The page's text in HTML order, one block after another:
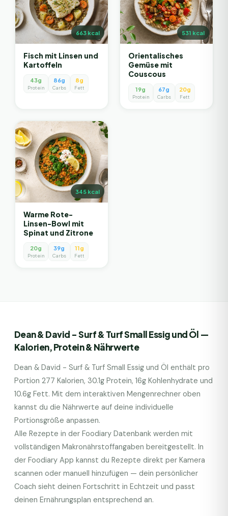
663kcal
Fisch mit Linsen und
Kartoffeln
43g
Protein
86g
Carbs
8g
Fett
531 kcal
Orientalisches
Gemüse mit
Couscous
19g
Protein
67g
Carbs
20g
Fett
345kcal
Warme Rote-
Linsen-Bowl mit
Spinat und Zitrone
20g
Protein
39g
Carbs
11g
Fett
Dean & David - Surf & Turf Small Essig und Öl —
Kalorien, Protein & Nährwerte
Dean & David - Surf & Turf Small Essig und Öl enthält pro
Portion 277 Kalorien, 30.1g Protein, 16g Kohlenhydrate und
10.6g Fett. Mit dem interaktiven Mengenrechner oben
kannst du die Nährwerte auf deine individuelle
Portionsgröße anpassen.
Alle Rezepte in der Foodiary Datenbank werden mit
vollständigen Makronährstoffangaben bereitgestellt. In
der Foodiary App kannst du Rezepte direkt per Kamera
scannen oder manuell hinzufügen — dein persönlicher
Coach sieht deinen Fortschritt in Echtzeit und passt
deinen Ernährungsplan entsprechend an.